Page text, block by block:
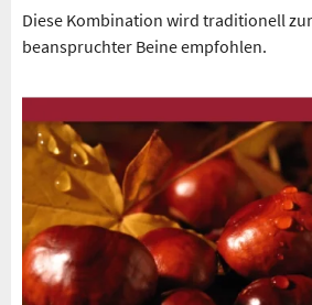
Diese Kombination wird traditionell
beanspruchter Beine empfohlen.